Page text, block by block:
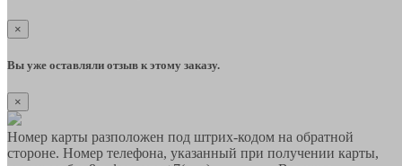
×
Вы уже оставляли отзыв к этому заказу.
×
Номер карты разположен под штрих-кодом на обратной
стороне. Номер телефона, указанный при получении карты,